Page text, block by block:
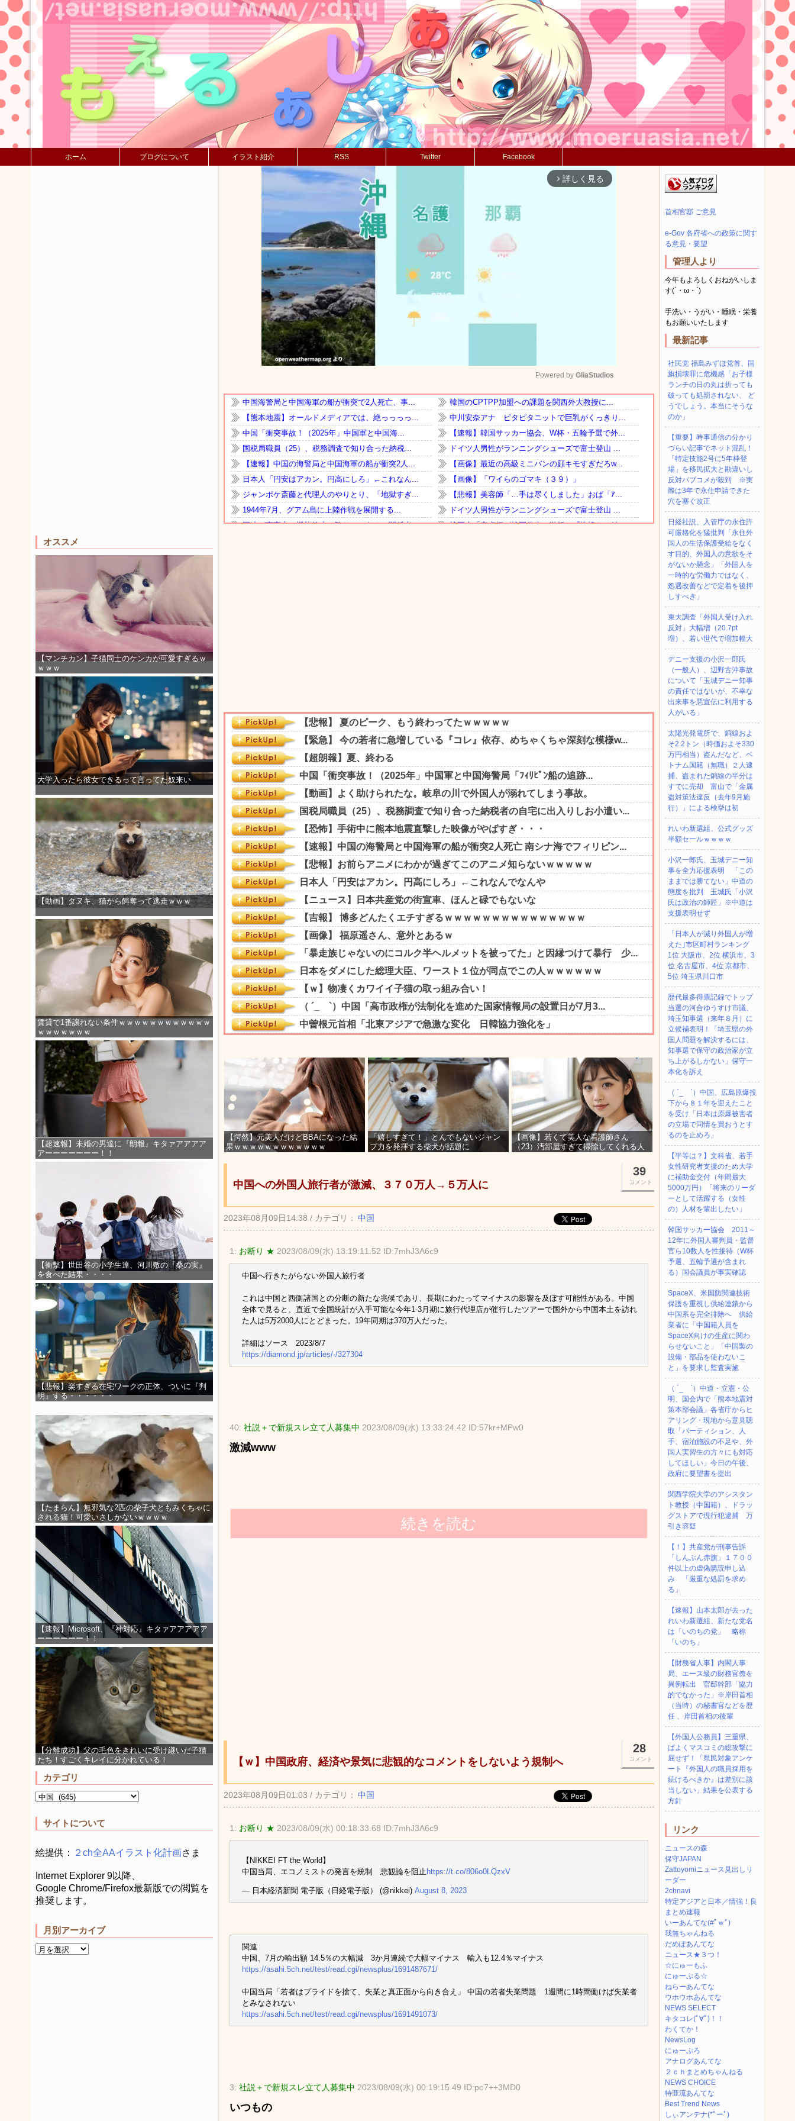
ホーム ブログについて イラスト紹介 RSS Twitter Facebook
オススメ
【マンチカン】子猫同士のケンカが可愛すぎるｗ
ｗｗｗ
大学入ったら彼女できるって言ってた奴来い
【動画】タヌキ、猫から餌奪って逃走ｗｗｗ
賃貸で1番譲れない条件ｗｗｗｗｗｗｗｗｗｗｗｗ
ｗｗｗｗｗｗｗ
【超速報】未婚の男達に『朗報』キタァアアアア
アーーーーーーー！！
【衝撃】世田谷の小学生達、河川敷の『桑の実』
を食べた結果・・・・
【悲報】楽すぎる在宅ワークの正体、ついに『判
明』する・・・・・・
【たまらん】無邪気な2匹の柴子犬ともみくちゃに
される猫！可愛いさしかないｗｗｗｗ
【速報】Microsoft、『神対応』キタァアアアアア
ーーーーーー！！
【分離成功】父の毛色をきれいに受け継いだ子猫
たち！すごくキレイに分かれている！
カテゴリ
サイトについて
絵提供： ２ch全AAイラスト化計画さま
Internet Explorer 9以降、
Google Chrome/Firefox最新版での閲覧を
推奨します。
月別アーカイブ
arrow_forward_ios 詳しく見る
Mute
Powered by GliaStudios
【愕然】元美人だけどBBAになった結
果ｗｗｗｗｗｗｗｗｗｗｗｗ
「嬉しすぎて！」とんでもないジャン
プ力を発揮する柴犬が話題に
【画像】若くて美人な看護師さん
（23）汚部屋すぎて掃除してくれる人
39
コメント
中国への外国人旅行者が激減、３７０万人→５万人に
2023年08月09日14:38 / カテゴリ： 中国
1: お断り ★ 2023/08/09(水) 13:19:11.52 ID:7mhJ3A6c9
中国へ行きたがらない外国人旅行者
これは中国と西側諸国との分断の新たな兆候であり、長期にわたってマイナスの影響を及ぼす可能性がある。中国
全体で見ると、直近で全国統計が入手可能な今年1-3月期に旅行代理店が催行したツアーで国外から中国本土を訪れ
た人は5万2000人にとどまった。19年同期は370万人だった。
詳細はソース 2023/8/7
https://diamond.jp/articles/-/327304
40: 社説＋で新規スレ立て人募集中 2023/08/09(水) 13:33:24.42 ID:57kr+MPw0
激減www
続きを読む
28
コメント
【ｗ】中国政府、経済や景気に悲観的なコメントをしないよう規制へ
2023年08月09日01:03 / カテゴリ： 中国
1: お断り ★ 2023/08/09(水) 00:18:33.68 ID:7mhJ3A6c9
【NIKKEI FT the World】
中国当局、エコノミストの発言を統制 悲観論を阻止https://t.co/806o0LQzxV
— 日本経済新聞 電子版（日経電子版） (@nikkei) August 8, 2023
関連
中国、7月の輸出額 14.5％の大幅減 3か月連続で大幅マイナス 輸入も12.4％マイナス
https://asahi.5ch.net/test/read.cgi/newsplus/1691487671/
中国当局「若者はプライドを捨て、失業と真正面から向き合え」 中国の若者失業問題 1週間に1時間働けば失業者
とみなされない
https://asahi.5ch.net/test/read.cgi/newsplus/1691491073/
3: 社説＋で新規スレ立て人募集中 2023/08/09(水) 00:19:15.49 ID:po7++3MD0
いつもの
首相官邸 ご意見
e-Gov 各府省への政策に関す
る意見・要望
管理人より
今年もよろしくおねがいしま
す(´・ω・`)
手洗い・うがい・睡眠・栄養
もお願いいたします
最新記事
社民党 福島みずほ党首、国
旗損壊罪に危機感「お子様
ランチの日の丸は折っても
破っても処罰されない、 ど
うでしょう。本当にそうな
のか」
【重要】時事通信の分かり
づらい記事でネット混乱！
「特定技能2号に5年枠登
場」を移民拡大と勘違いし
反対パブコメが殺到 ※実
際は3年で永住申請できた
穴を塞ぐ改正
日経社説、入管庁の永住許
可厳格化を猛批判「永住外
国人の生活保護受給をなく
す目的、外国人の意欲をそ
がないか懸念」「外国人を
一時的な労働力ではなく、
処遇改善などで定着を後押
しすべき」
東大調査「外国人受け入れ
反対」大幅増（20.7pt
増）、若い世代で増加幅大
デニー支援の小沢一郎氏
（一般人）、辺野古沖事故
について「玉城デニー知事
の責任ではないが、不幸な
出来事を悪宣伝に利用する
人がいる」
太陽光発電所で、銅線およ
そ2.2トン（時価およそ330
万円相当）盗んだなど、ベ
トナム国籍（無職）２人逮
捕、盗まれた銅線の半分は
すでに売却 富山で「金属
盗対策法違反（去年9月施
行）」による検挙は初
れいわ新選組、公式グッズ
半額セールｗｗｗｗ
小沢一郎氏、玉城デニー知
事を全力応援表明 「この
ままでは勝てない」中道の
態度を批判 玉城氏「小沢
氏は政治の師匠」※中道は
支援表明せず
「日本人が減り外国人が増
えた｣市区町村ランキング
1位 大阪市、2位 横浜市、3
位 名古屋市、4位 京都市、
5位 埼玉県川口市
歴代最多得票記録でトップ
当選の河合ゆうすけ市議、
埼玉知事選（来年８月）に
立候補表明！「埼玉県の外
国人問題を解決するには、
知事選で保守の政治家が立
ち上がるしかない」保守一
本化を訴え
（ ´_ゝ`）中国、広島原爆投
下から８１年を迎えたこと
を受け「日本は原爆被害者
の立場で同情を買おうとす
るのを止めろ」
【平等は？】文科省、若手
女性研究者支援のため大学
に補助金交付（年間最大
5000万円）「将来のリーダ
ーとして活躍する（女性
の）人材を輩出したい」
韓国サッカー協会 2011～
12年に外国人審判員・監督
官ら10数人を性接待（W杯
予選、五輪予選が含まれ
る）国会議員が事実確認
SpaceX、米国防関連技術
保護を重視し供給連鎖から
中国系を完全排除へ 供給
業者に「中国籍人員を
SpaceX向けの生産に関わ
らせないこと」「中国製の
設備・部品を使わないこ
と」を要求し監査実施
（ ´_ゝ`）中道・立憲・公
明、国会内で「熊本地震対
策本部会議」各省庁からヒ
アリング・現地から意見聴
取「パーティション、人
手、宿泊施設の不足や、外
国人実習生の方々にも対応
してほしい」今日の午後、
政府に要望書を提出
関西学院大学のアシスタン
ト教授（中国籍）、ドラッ
グストアで現行犯逮捕 万
引き容疑
【！】共産党が刑事告訴
「しんぶん赤旗」１７００
件以上の虚偽購読申し込
み 「厳重な処罰を求め
る」
【速報】山本太郎が去った
れいわ新選組、新たな党名
は「いのちの党」 略称
「いのち」
【財務省人事】内閣人事
局、エース級の財務官僚を
異例転出 官邸幹部「協力
的でなかった」※岸田首相
（当時）の秘書官などを歴
任 、岸田首相の後輩
【外国人公務員】三重県、
ぱよくマスコミの総攻撃に
屈せず！「県民対象アンケ
ート『外国人の職員採用を
続けるべきか』は差別に該
当しない」結果を公表する
方針
リンク
ニュースの森
保守JAPAN
Zattoyomiニュース見出しリ
ーダー
2chnavi
特定アジアと日本／情強！良
まとめ速報
いーあんてな(#ﾟｗﾟ)
我無ちゃんねる
だめぽあんてな
ニュース★３つ！
☆にゅーもふ
にゅーぷる☆
ねらーあんてな
ウホウホあんてな
NEWS SELECT
キタコレ(ﾟ∀ﾟ)！！
わくてか！
NewsLog
にゅーぷろ
アナログあんてな
２ｃｈまとめちゃんねる
NEWS CHOICE
特亜流あんてな
Best Trend News
しぃアンテナ(*ﾟーﾟ)